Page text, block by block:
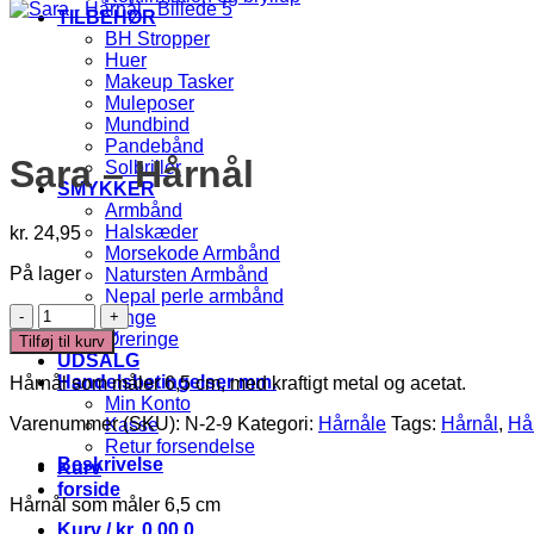
TILBEHØR
BH Stropper
Huer
Makeup Tasker
Muleposer
Mundbind
Pandebånd
Solbriller
SMYKKER
Armbånd
Halskæder
Morsekode Armbånd
Natursten Armbånd
Nepal perle armbånd
Ringe
Øreringe
UDSALG
Handelsbetingelser mm.
Min Konto
Kasse
Retur forsendelse
Kurv
forside
Kurv / kr. 0,00 0
Sara – Hårnål
kr. 24,95
På lager
Sara
-
Hårnål
antal
Tilføj til kurv
Hårnål som måler 6,5 cm, med kraftigt metal og acetat.
Varenummer (SKU): N-2-9 Kategori: Hårnåle Tags: Hårnål ,
Beskrivelse
Hårnål som måler 6,5 cm